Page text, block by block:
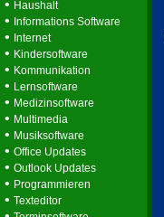
• Haushalt
• Informations Software
• Internet
• Kindersoftware
• Kommunikation
• Lernsoftware
• Medizinsoftware
• Multimedia
• Musiksoftware
• Office Updates
• Outlook Updates
• Programmieren
• Texteditor